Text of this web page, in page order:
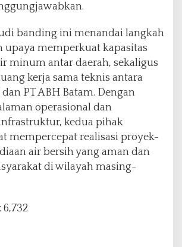
banding ini menandai langkah
upaya memperkuat kapasitas
minum antar daerah, sekaligus
kerja sama teknis antara
PT ABH Batam. Dengan
operasional dan
kedua pihak
mempercepat realisasi proyek-
air bersih yang aman dan
di wilayah masing-
6,732